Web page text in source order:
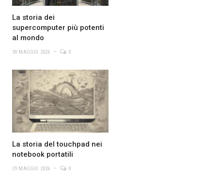
La storia dei
supercomputer più potenti
al mondo
30 MAGGIO 2026 0
La storia del touchpad nei
notebook portatili
29 MAGGIO 2026 0